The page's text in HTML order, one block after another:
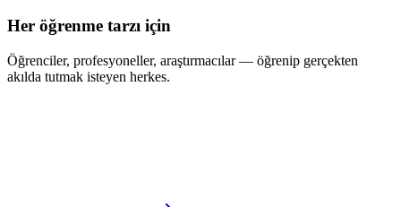
Her öğrenme tarzı için
Öğrenciler, profesyoneller, araştırmacılar — öğrenip gerçekten
akılda tutmak isteyen herkes.